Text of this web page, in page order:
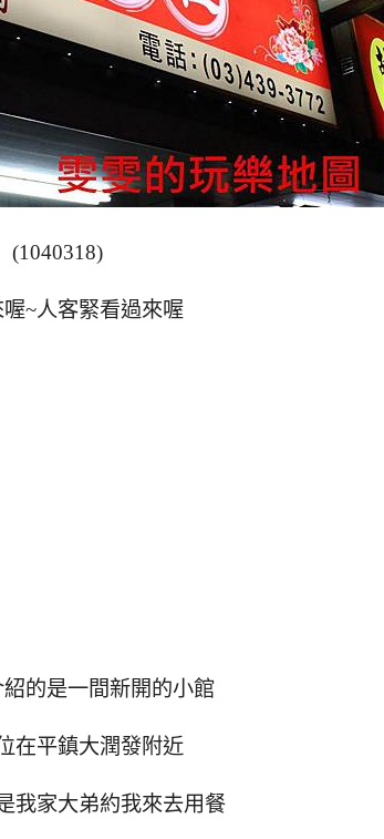
(1040318)
~人客緊看過來喔
的是一間新開的小館
在平鎮大潤發附近
我家大弟約我來去用餐